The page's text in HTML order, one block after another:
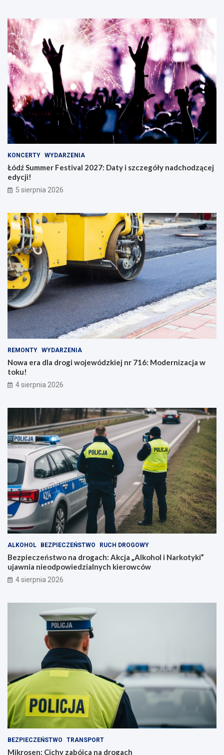
KONCERTY WYDARZENIA
Łódź Summer Festival 2027: Daty i szczegóły nadchodzącej
edycji!
5 sierpnia 2026
REMONTY WYDARZENIA
Nowa era dla drogi wojewódzkiej nr 716: Modernizacja w
toku!
4 sierpnia 2026
ALKOHOL BEZPIECZEŃSTWO RUCH DROGOWY
Bezpieczeństwo na drogach: Akcja „Alkohol i Narkotyki”
ujawnia nieodpowiedzialnych kierowców
4 sierpnia 2026
BEZPIECZEŃSTWO TRANSPORT
Mikrosen: Cichy zabójca na drogach